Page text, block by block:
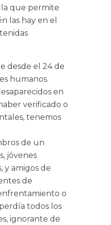
la que permite
las hay en el
desde el 24 de
humanos.
en
verificado o
tenemos
de un
jóvenes
y amigos de
de
o
todos los
ignorante de